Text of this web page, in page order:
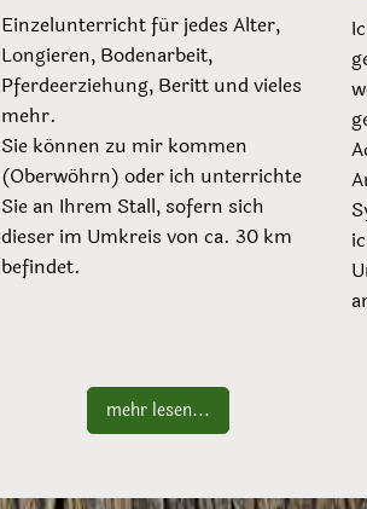
Einzelunterricht für jedes Alter,
Longieren, Bodenarbeit,
Pferdeerziehung, Beritt und vieles
mehr.
Sie können zu mir kommen
(Oberwöhrn) oder ich unterrichte
Sie an Ihrem Stall, sofern sich
dieser im Umkreis von ca. 30 km
befindet.
mehr lesen...